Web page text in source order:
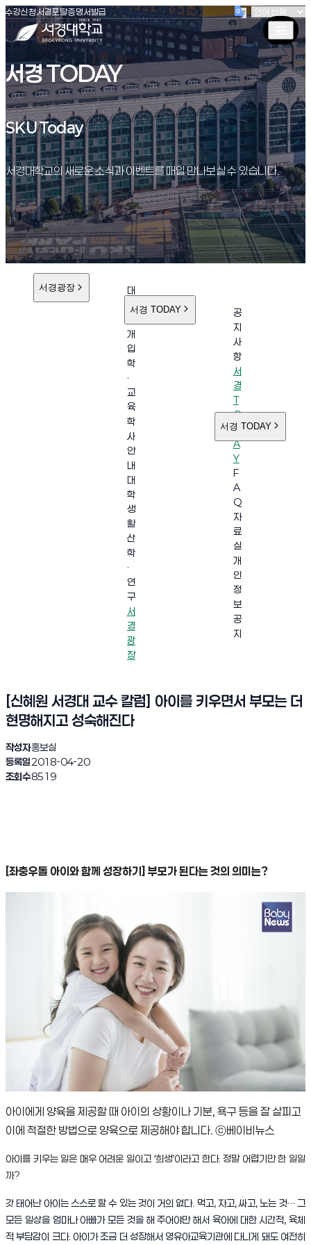
서경대학교
수강신청(새창 열림)
서경포탈(새창 열림)
증명서발급(새창 열림)
서경 TODAY
SKU Today
SKU Today
서경대학교의 새로운 소식과 이벤트를 매일 만나보실 수 있습니다.
서경광장
대
학
개
입
학
·
교
육
학
사
안
내
대
학
생
활
산
학
·
연
구
서
경
광
장
서경 TODAY
공
지
사
항
서
경
T
O
D
A
Y
F
A
Q
자
료
실
개
인
정
보
공
지
서경 TODAY
[신혜원 서경대 교수 칼럼] 아이를 키우면서 부모는 더
현명해지고 성숙해진다
작성자홍보실
등록일2018-04-20
조회수8519
[좌충우돌 아이와 함께 성장하기] 부모가 된다는 것의 의미는?
아이에게 양육을 제공할 때 아이의 상황이나 기분, 욕구 등을 잘 살피고
이에 적절한 방법으로 양육으로 제공해야 합니다. ⓒ베이비뉴스
아이를 키우는 일은 매우 어려운 일이고 ‘희생’이라고 한다. 정말 어렵기만 한 일일
까?
갓 태어난 아이는 스스로 할 수 있는 것이 거의 없다. 먹고, 자고, 싸고, 노는 것… 그
모든 일상을 엄마나 아빠가 모든 것을 해 주어야만 해서 육아에 대한 시간적, 육체
적 부담감이 크다. 아이가 조금 더 성장해서 영유아교육기관에 다니게 돼도 여전히